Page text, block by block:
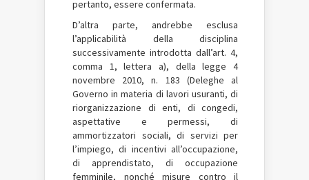
pertanto, essere confermata.
D’altra parte, andrebbe esclusa
l’applicabilità della disciplina
successivamente introdotta dall’art. 4,
comma 1, lettera a), della legge 4
novembre 2010, n. 183 (Deleghe al
Governo in materia di lavori usuranti, di
riorganizzazione di enti, di congedi,
aspettative e permessi, di
ammortizzatori sociali, di servizi per
l’impiego, di incentivi all’occupazione,
di apprendistato, di occupazione
femminile, nonché misure contro il